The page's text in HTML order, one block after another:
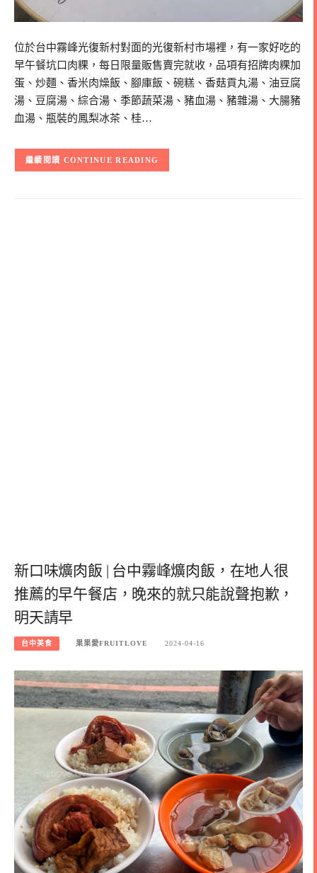
位於台中霧峰光復新村對面的光復新村市場裡，有一家好吃的
早午餐坑口肉粿，每日限量販售賣完就收，品項有招牌肉粿加
蛋、炒麵、香米肉燥飯、腳庫飯、碗糕、香菇貢丸湯、油豆腐
湯、豆腐湯、綜合湯、季節蔬菜湯、豬血湯、豬雜湯、大腸豬
血湯、瓶裝的鳳梨冰茶、桂…
CONTINUE READING
新口味爌肉飯 | 台中霧峰爌肉飯，在地人很
推薦的早午餐店，晚來的就只能說聲抱歉，
明天請早
台中美食 果果愛FRUITLOVE 2024-04-16